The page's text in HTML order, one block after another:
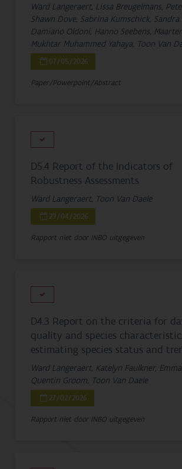
Ward Langeraert, Lissa Breugelmans,
Shawn Dove, Sabrina Kumschick, Sandra
Damiano Oldoni, Hanno Seebens,
Mukhtar Muhammed Yahaya, Toon Van
07/05/2026
Paper/Powerpoint/Abstract
D5.4 Report of the Indicators of
Robustness Assessments
Ward Langeraert, Toon Van Daele
29/04/2026
Rapport niet door INBO uitgegeven
D4.3 Report on the criteria for
quality and species
estimating species status and
Ward Langeraert, Katelyn Faulkner,
Quentin Groom, Toon Van Daele
27/02/2026
Rapport niet door INBO uitgegeven